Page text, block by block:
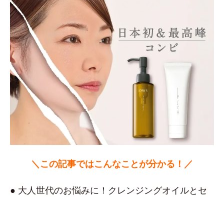
＼この記事ではこんなことが分かる！／
● 大人世代のお悩みに！クレンジングオイルとセ